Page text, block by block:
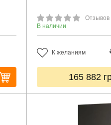
Отзывов
В наличии
К желаниям
165 882